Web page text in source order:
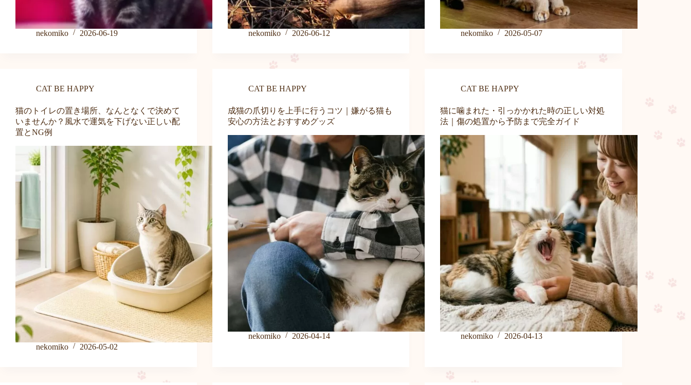
nekomiko 2026-06-19 nekomiko 2026-06-12 nekomiko 2026-05-07
CAT BE HAPPY
猫のトイレの置き場所、なんとなくで決めて
いませんか？風水で運気を下げない正しい配
置とNG例
nekomiko 2026-05-02
CAT BE HAPPY
成猫の爪切りを上手に行うコツ｜嫌がる猫も
安心の方法とおすすめグッズ
nekomiko 2026-04-14
CAT BE HAPPY
猫に噛まれた・引っかかれた時の正しい対処
法｜傷の処置から予防まで完全ガイド
nekomiko 2026-04-13